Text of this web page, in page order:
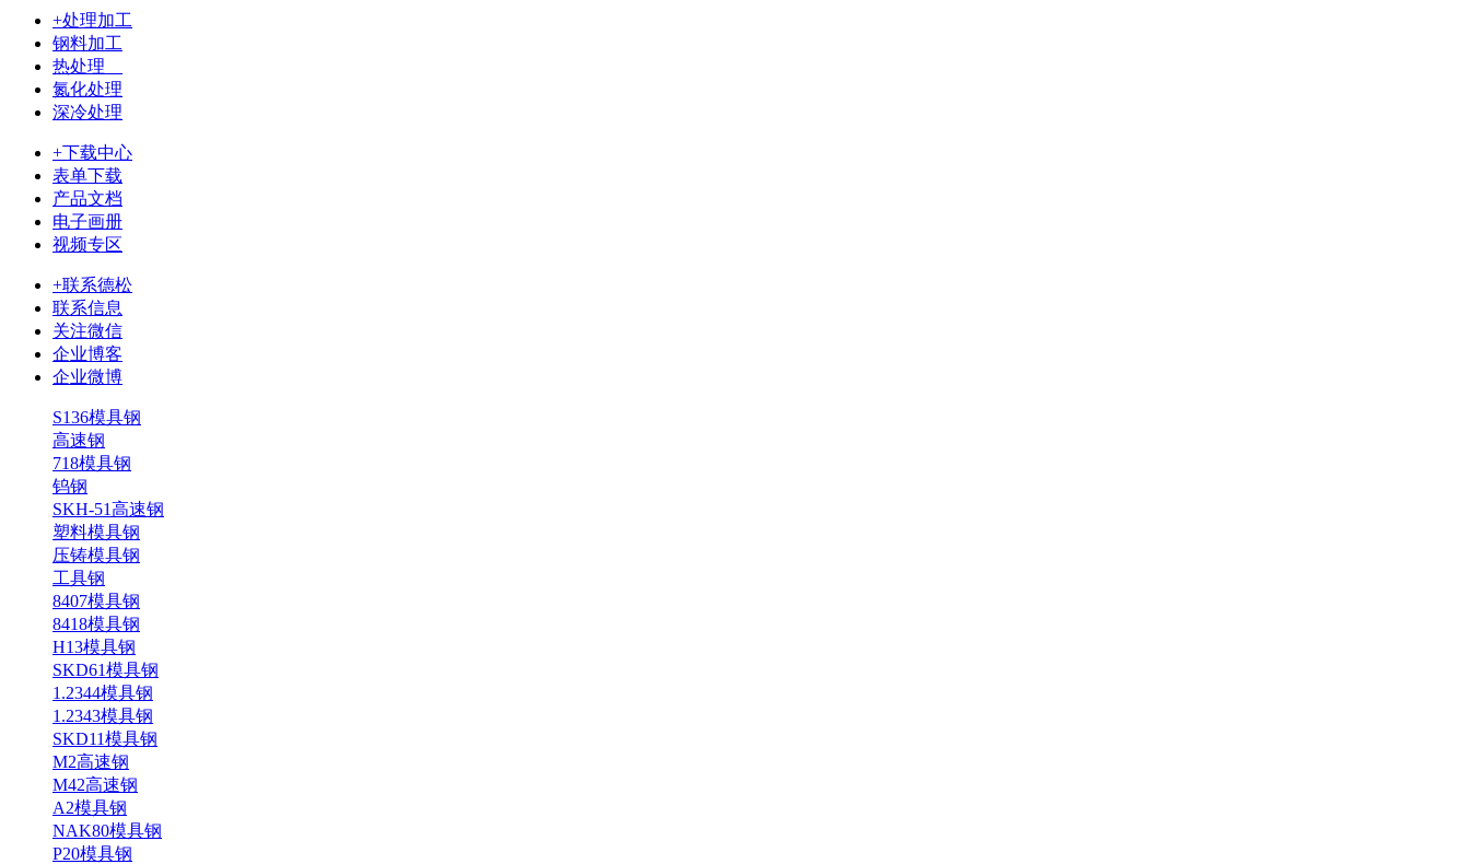
+处理加工
钢料加工
热处理
氮化处理
深冷处理
+下载中心
表单下载
产品文档
电子画册
视频专区
+联系德松
联系信息
关注微信
企业博客
企业微博
S136模具钢
高速钢
718模具钢
钨钢
SKH-51高速钢
塑料模具钢
压铸模具钢
工具钢
8407模具钢
8418模具钢
H13模具钢
SKD61模具钢
1.2344模具钢
1.2343模具钢
SKD11模具钢
M2高速钢
M42高速钢
A2模具钢
NAK80模具钢
P20模具钢